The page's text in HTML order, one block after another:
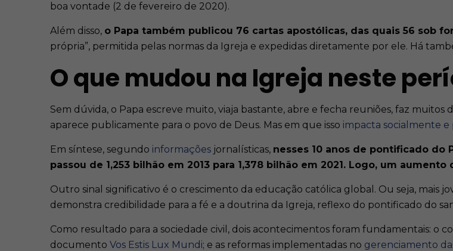
boa vontade (2 de fevereiro de 2020).
Além disso, o Papa também publicou 76 cartas apostólicas, das quais 56 sob
própria”, permitida pelas normas da Igreja e expedidas diretamente por ele. Há
O que mudou na Igreja neste
Sem dúvida, o Papa escreve muito, viaja bastante, abre e fecha reuniões, faz muitos
aparece publicamente para o povo de Deus. Mas em que isso impacta socialmente e
Em síntese, segundo informações jornalísticas, nesses 10 anos de pontificado do
passou de 1,253 bilhão em 2013 para 1,378 bilhão em 2021. Logo, um aumento
Outro sinal significativo é o crescimento da educação católica global. Ou seja, mais
demonstra credibilidade para a fé e a doutrina da Igreja, reflexo do pontificado do
Como resultado para a sociedade civil, dois acontecimentos foram fundamentais: o
documento Vos Estis Lux Mundi; e as reformas implementadas no gerenciamento